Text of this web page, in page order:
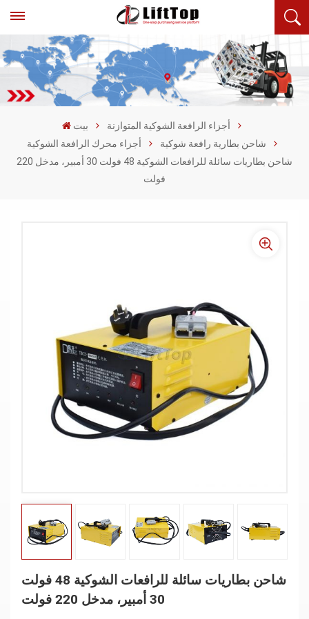
بيت
أجزاء الرافعة الشوكية المتوازنة
أجزاء محرك الرافعة الشوكية
شاحن بطارية رافعة شوكية
شاحن بطاريات سائلة للرافعات الشوكية 48 فولت 30 أمبير، مدخل 220
فولت
شاحن بطاريات سائلة للرافعات الشوكية 48 فولت
30 أمبير، مدخل 220 فولت